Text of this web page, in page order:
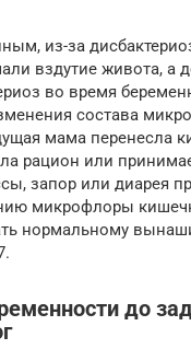
из-за
вздутие живота, а
во время
состава
мама перенесла
рацион или
запор или диарея
микрофлоры
нормальному
до